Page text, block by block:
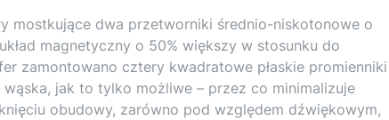
mostkujące dwa przetworniki średnio-niskotonowe o
magnetyczny o 50% większy w stosunku do
zamontowano cztery kwadratowe płaskie promienniki
jak to tylko możliwe – przez co minimalizuje
obudowy, zarówno pod względem dźwiękowym,